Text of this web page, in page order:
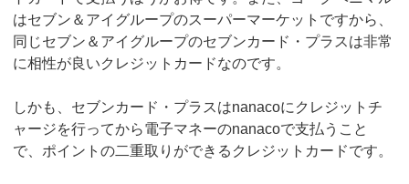
はセブン＆アイグループのスーパーマーケットですから、
同じセブン＆アイグループのセブンカード・プラスは非常
に相性が良いクレジットカードなのです。
しかも、セブンカード・プラスはnanacoにクレジットチ
ャージを行ってから電子マネーのnanacoで支払うこと
で、ポイントの二重取りができるクレジットカードです。